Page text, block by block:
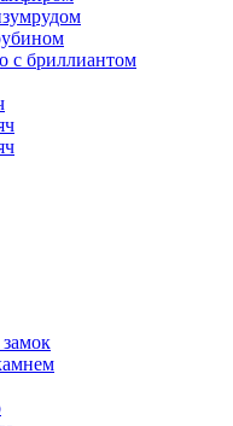
с бриллиантом